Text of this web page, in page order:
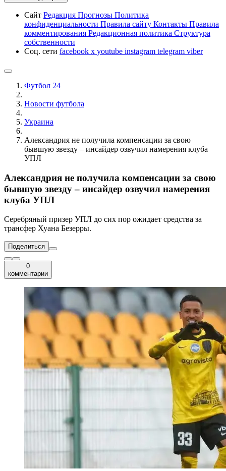
Сайт Редакция Прогнозы Политика
конфиденциальности Правила сайту Контакты Правила
комментирования Редакционная политика Структура
собственности
Соц. сети facebook x youtube instagram telegram viber
Футбол 24
Новости футбола
Украина
Александрия не получила компенсации за свою
бывшую звезду – инсайдер озвучил намерения клуба
УПЛ
Александрия не получила компенсации за свою
бывшую звезду – инсайдер озвучил намерения
клуба УПЛ
Серебряный призер УПЛ до сих пор ожидает средства за
трансфер Хуана Безерры.
Поделиться
0
комментарии